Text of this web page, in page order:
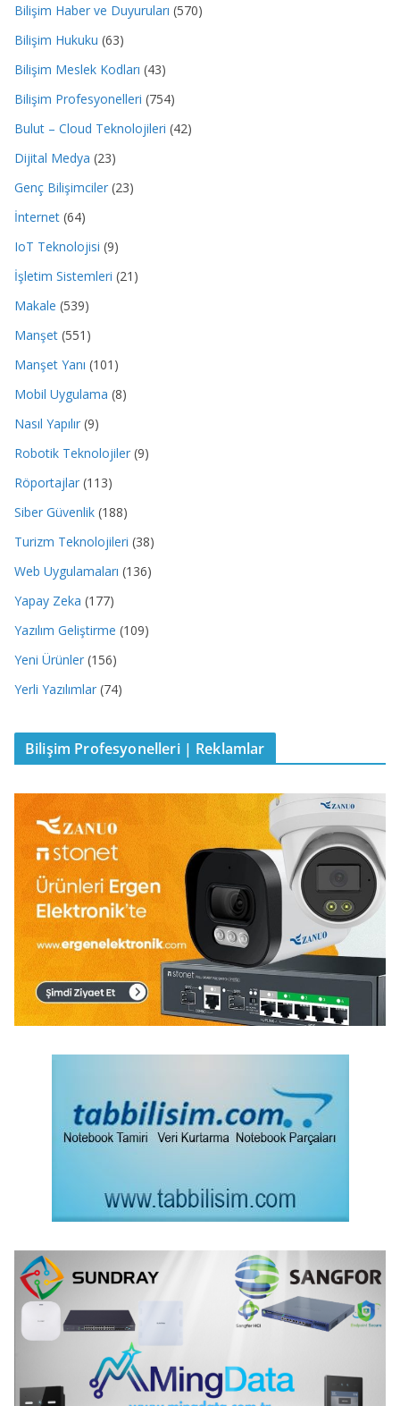
Bilişim Haber ve Duyuruları (570)
Bilişim Hukuku (63)
Bilişim Meslek Kodları (43)
Bilişim Profesyonelleri (754)
Bulut – Cloud Teknolojileri (42)
Dijital Medya (23)
Genç Bilişimciler (23)
İnternet (64)
IoT Teknolojisi (9)
İşletim Sistemleri (21)
Makale (539)
Manşet (551)
Manşet Yanı (101)
Mobil Uygulama (8)
Nasıl Yapılır (9)
Robotik Teknolojiler (9)
Röportajlar (113)
Siber Güvenlik (188)
Turizm Teknolojileri (38)
Web Uygulamaları (136)
Yapay Zeka (177)
Yazılım Geliştirme (109)
Yeni Ürünler (156)
Yerli Yazılımlar (74)
Bilişim Profesyonelleri | Reklamlar